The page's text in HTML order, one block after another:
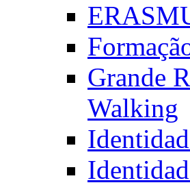
Grande
Walking